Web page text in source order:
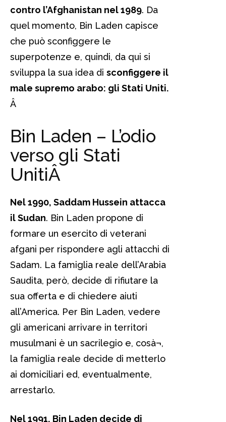
contro l’Afghanistan nel 1989. Da
quel momento, Bin Laden capisce
che può sconfiggere le
superpotenze e, quindi, da qui si
sviluppa la sua idea di sconfiggere il
male supremo arabo: gli Stati Uniti.
Â
Bin Laden – L’odio
verso gli Stati
UnitiÂ
Nel 1990, Saddam Hussein attacca
il Sudan. Bin Laden propone di
formare un esercito di veterani
afgani per rispondere agli attacchi di
Sadam. La famiglia reale dell’Arabia
Saudita, però, decide di rifiutare la
sua offerta e di chiedere aiuti
all’America. Per Bin Laden, vedere
gli americani arrivare in territori
musulmani è un sacrilegio e, cosà¬,
la famiglia reale decide di metterlo
ai domiciliari ed, eventualmente,
arrestarlo.
Nel 1991, Bin Laden decide di